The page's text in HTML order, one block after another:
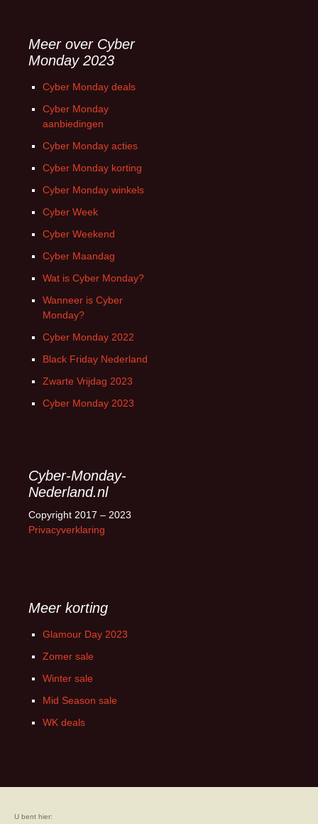
Meer over Cyber
Monday 2023
Cyber Monday deals
Cyber Monday
aanbiedingen
Cyber Monday acties
Cyber Monday korting
Cyber Monday winkels
Cyber Week
Cyber Weekend
Cyber Maandag
Wat is Cyber Monday?
Wanneer is Cyber
Monday?
Cyber Monday 2022
Black Friday Nederland
Zwarte Vrijdag 2023
Cyber Monday 2023
Cyber-Monday-
Nederland.nl
Copyright 2017 – 2023
Privacyverklaring
Meer korting
Glamour Day 2023
Zomer sale
Winter sale
Mid Season sale
WK deals
U bent hier: